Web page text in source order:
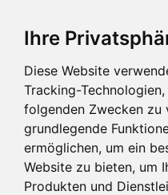
Ihre
Diese Website
Tracking-
folgenden Zwecken zu
grundlegende
ermöglichen, um ein
Website zu bieten, um
Produkten und